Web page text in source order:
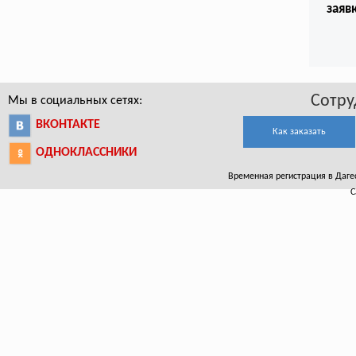
Мы в социальных сетях:
ВКОНТАКТЕ
ОДНОКЛАССНИКИ
Как заказать
Временная регистрация в